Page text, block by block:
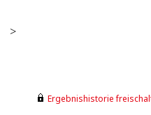
>
Ergebnishistorie